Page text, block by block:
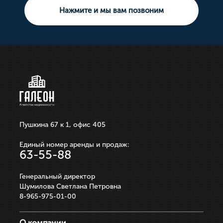
ЗАПИСАТЬСЯ НА ПРОСМОТР
750 000р.
10 000 000р.
ЗАПИСАТЬСЯ НА ПРОСМОТР
21 100 000р.
Нажмите и мы вам позвоним
Пушкина 67 к 1, офис 405
Единый номер аренды и продаж:
63-55-88
Генеральный директор
Шумилова Светлана Петровна
8-965-975-01-00